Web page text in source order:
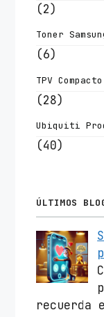
(2)
Toner
(6)
TPV Compacto
(28)
Ubiquiti
(40)
ÚLTIMOS
recuerda